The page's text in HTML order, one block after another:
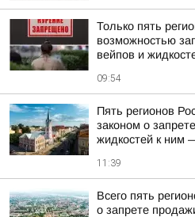
Только пять
возможностью
вейпов и
09:54
Пять регионов
законом о
жидкостей к ним
11:39
Всего пять
о запрете